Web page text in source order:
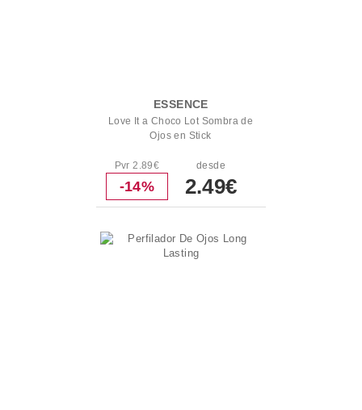
ESSENCE
Love It a Choco Lot Sombra de
Ojos en Stick
Pvr 2.89€
-14%
desde
2.49€